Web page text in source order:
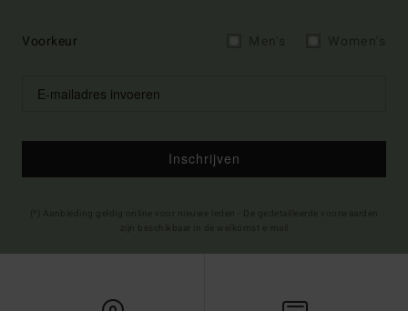
Voorkeur
Inschrijven